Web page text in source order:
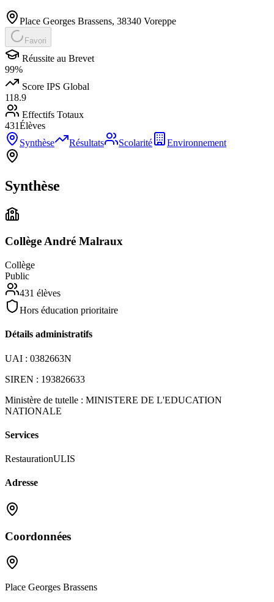
Place Georges Brassens, 38340 Voreppe
Favori
Réussite au Brevet
99%
Score IPS Global
118.9
Effectifs Totaux
431Élèves
Synthèse
Résultats Scolarité Environnement
Synthèse
Collège André Malraux
Collège
Public
431 élèves
Hors éducation prioritaire
Détails administratifs
UAI : 0382663N
SIREN : 193826633
Ministère de tutelle : MINISTERE DE L'EDUCATION
NATIONALE
Services
RestaurationULIS
Adresse
Coordonnées
Place Georges Brassens